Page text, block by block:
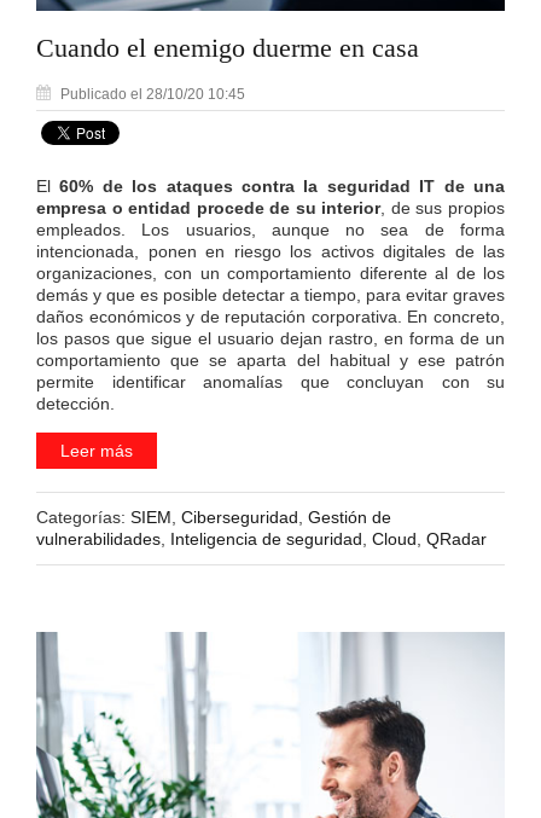
Cuando el enemigo duerme en casa
Publicado el 28/10/20 10:45
El60% de los ataques contra la seguridad IT de una
empresa o entidad procede de su interior, de sus propios
empleados. Los usuarios, aunque no sea de forma
intencionada, ponen en riesgo los activos digitales de las
organizaciones, con un comportamiento diferente al de los
demás y que es posible detectar a tiempo, para evitar graves
daños económicos y de reputación corporativa. En concreto,
los pasos que sigue el usuario dejan rastro, en forma de un
comportamiento que se aparta del habitual y ese patrón
permite identificar anomalías que concluyan con su
detección.
Leer más
Categorías: SIEM, Ciberseguridad, Gestión de
vulnerabilidades, Inteligencia de seguridad, Cloud, QRadar